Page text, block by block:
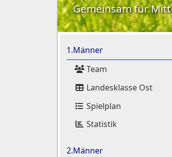
Gemeinsam für
1.Männer
Team
Landesklasse Ost
Spielplan
Statistik
2.Männer